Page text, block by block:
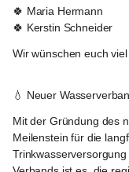
🍀 Maria Hermann
🍀 Kerstin Schneider
Wir wünschen euch
💧 Neuer
Mit der Gründung des
Meilenstein für die